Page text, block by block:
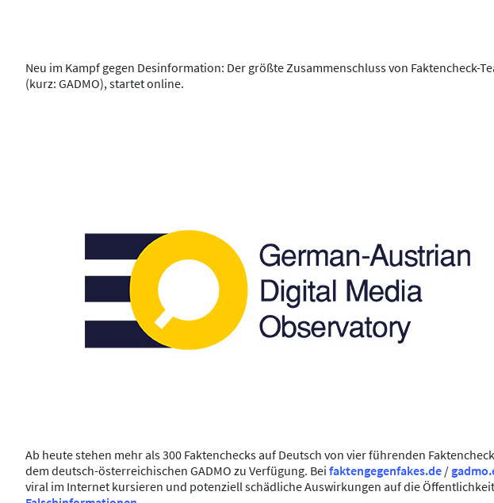
Neu im Kampf gegen Desinformation: Der größte Zusammenschluss von
(kurz: GADMO), startet online.
Ab heute stehen mehr als 300 Faktenchecks auf Deutsch von vier führenden
dem deutsch-österreichischen GADMO zu Verfügung. Bei faktengegenfakes.de /
viral im Internet kursieren und potenziell schädliche Auswirkungen auf die